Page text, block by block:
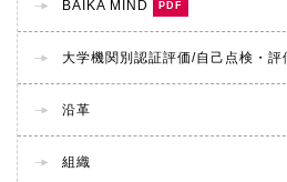
BAIKA MIND
大学機関別認証評価/自己点検・評
沿革
組織